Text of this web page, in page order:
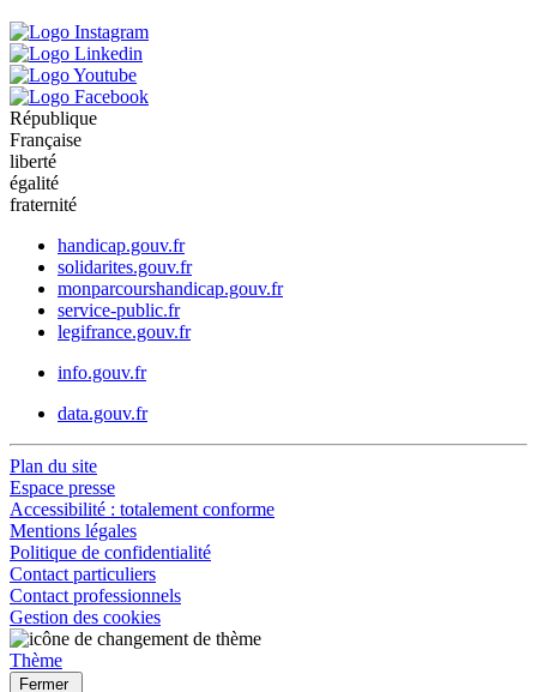
République
Française
liberté
égalité
fraternité
handicap.gouv.fr
solidarites.gouv.fr
monparcourshandicap.gouv.fr
service-public.fr
legifrance.gouv.fr
info.gouv.fr
data.gouv.fr
Plan du site
Espace presse
Accessibilité : totalement conforme
Mentions légales
Politique de confidentialité
Contact particuliers
Contact professionnels
Gestion des cookies
Thème
Fermer